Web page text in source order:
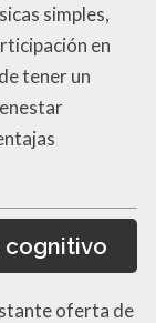
simples,
en
tener un
cognitivo
oferta de